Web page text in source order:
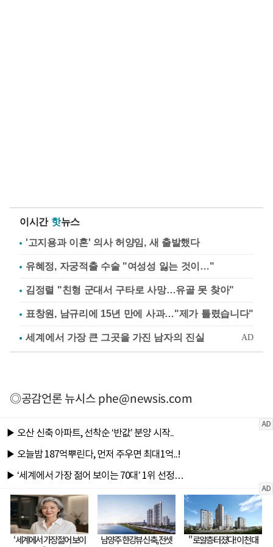
이시간 핫뉴스
'고지용과 이혼' 의사 허양임, 새 출발했다
유혜정, 자궁적출 수술 "여성성 잃는 것이…"
김정렬 "친형 군대서 구타로 사망…유골 못 찾아"
표창원, 남규리에 15년 만에 사과…"제가 틀렸습니다"
◎공감언론 뉴시스phe@newsis.com